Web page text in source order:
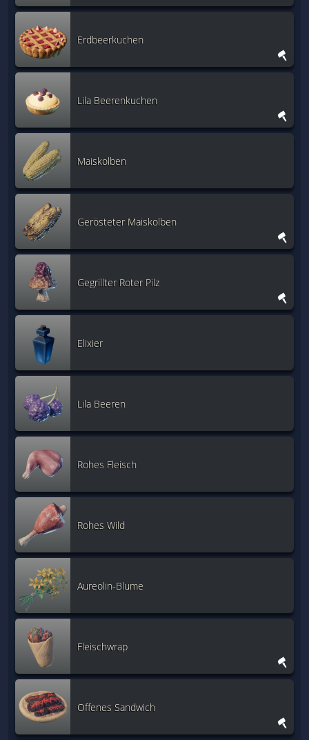
Erdbeerkuchen
Lila Beerenkuchen
Maiskolben
Gerösteter Maiskolben
Gegrillter Roter Pilz
Elixier
Lila Beeren
Rohes Fleisch
Rohes Wild
Aureolin-Blume
Fleischwrap
Offenes Sandwich